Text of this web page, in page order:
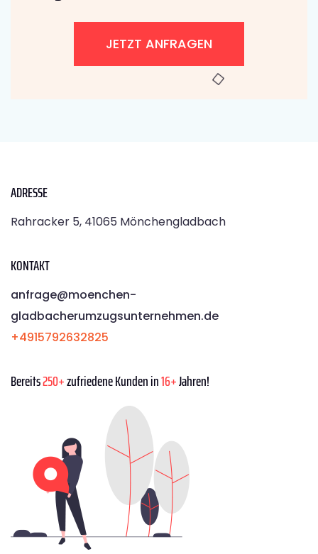
JETZT ANFRAGEN
ADRESSE
Rahracker 5, 41065 Mönchengladbach
KONTAKT
anfrage@moenchen­
gladbacherumzugsunternehmen.de
+4915792632825
Bereits250+zufriedene Kunden in16+Jahren!